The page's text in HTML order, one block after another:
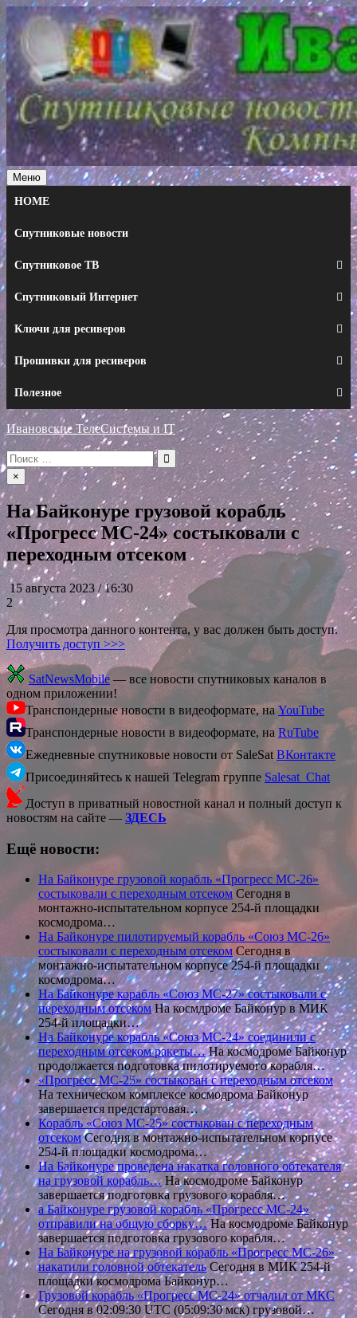
Перейти
к
содержимому
Меню
HOME
Спутниковые новости
Спутниковое ТВ
Спутниковый Интернет
Ключи для ресиверов
Прошивки для ресиверов
Полезное
Ивановские ТелеСистемы и IT
Искать:
×
На Байконуре грузовой корабль
«Прогресс МС-24» состыковали с
переходным отсеком
15 августа 2023 / 16:30
2
Для просмотра данного контента, у вас должен быть доступ.
Получить доступ >>>
SatNewsMobile — все новости спутниковых каналов в
одном приложении!
Транспондерные новости в видеоформате, наYouTube
Транспондерные новости в видеоформате, на RuTube
Ежедневные спутниковые новости от SaleSat ВКонтакте
Присоединяйтесь к нашей Telegram группе Salesat_Chat
Доступ в приватный новостной канал и полный доступ к
новостям на сайте — ЗДЕСЬ
Ещё новости:
На Байконуре грузовой корабль «Прогресс МС-26»
состыковали с переходным отсеком Сегодня в
монтажно-испытательном корпусе 254-й площадки
космодрома…
На Байконуре пилотируемый корабль «Союз МС-26»
состыковали с переходным отсеком Сегодня в
монтажно-испытательном корпусе 254-й площадки
космодрома…
На Байконуре корабль «Союз МС-27» состыковали с
переходным отсекомНа космдроме Байконур в МИК
254-й площадки…
На Байконуре корабль «Союз МС-24» соединили с
переходным отсеком ракеты…На космодроме Байконур
продолжается подготовка пилотируемого корабля…
«Прогресс МС-25» состыкован с переходным отсеком
На техническом комплексе космодрома Байконур
завершается предстартовая…
Корабль «Союз МС-25» состыкован с переходным
отсекомСегодня в монтажно-испытательном корпусе
254-й площадки космодрома…
На Байконуре проведена накатка головного обтекателя
на грузовой корабль…На космодроме Байконур
завершается подготовка грузового корабля…
а Байконуре грузовой корабль «Прогресс МС-24»
отправили на общую сборку…На космодроме Байконур
завершается подготовка грузового корабля…
На Байконуре на грузовой корабль «Прогресс МС-26»
накатили головной обтекательСегодня в МИК 254-й
площадки космодрома Байконур…
Грузовой корабль «Прогресс МС-24» отчалил от МКС
Сегодня в 02:09:30 UTC (05:09:30 мск) грузовой…